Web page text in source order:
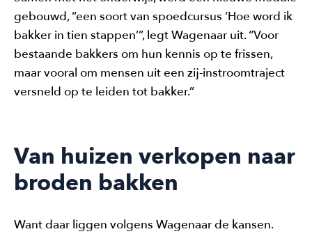
gebouwd, “een soort van spoedcursus ‘Hoe word ik
bakker in tien stappen’”, legt Wagenaar uit. “Voor
bestaande bakkers om hun kennis op te frissen,
maar vooral om mensen uit een zij-instroomtraject
versneld op te leiden tot bakker.”
Van huizen verkopen naar
broden bakken
Want daar liggen volgens Wagenaar de kansen.